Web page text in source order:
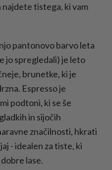
tistega, ki vam
pantonovo barvo leta
jo spregledali) je leto
brunetke, ki je
Espresso je
podtoni, ki se še
in sijočih
značilnosti, hkrati
- idealen za tiste, ki
lase.